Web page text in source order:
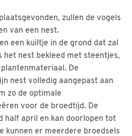
zullen de vogels
van een nest.
een kuiltje in de grond dat zal
het nest bekleed met steentjes,
De
nest volledig aangepast aan
zo de optimale
voor de broedtijd. De
half april en kan doorlopen tot
kunnen er meerdere broedsels